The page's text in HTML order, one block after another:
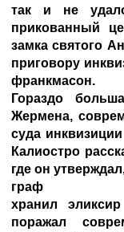
так и не
прикованный
замка святого
приговору
франкмасон.
Гораздо
Жермена,
суда
Калиостро
где он
граф
хранил
поражал